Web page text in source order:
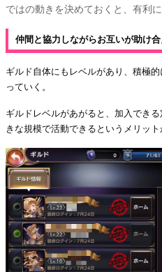
ではの動きを決めておくと、有利
仲間と協力しながらお互いが助け
ギルド自体にもレベルがあり、積極
っていく。
ギルドレベルがあがると、加入でき
きな規模で活動できるというメリット